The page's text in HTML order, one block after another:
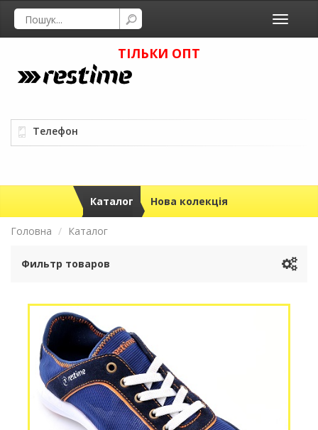
Toggle
ТІЛЬКИ ОПТ
Телефон
Каталог Нова колекція
Головна Каталог
Фильтр товаров